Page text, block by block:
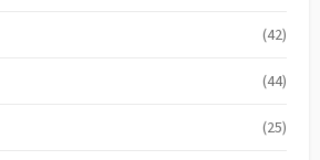
(42)
(44)
(25)